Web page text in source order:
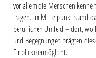
vor allem die Menschen
tragen. Im Mittelpunkt stand
beruflichen Umfeld – dort, wo
und Begegnungen prägten
Einblicke ermöglicht.